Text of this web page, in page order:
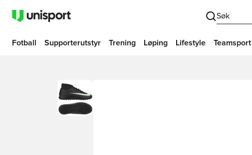
Søk
Fotball Supporterutstyr Trening Løping Lifestyle Teamsport